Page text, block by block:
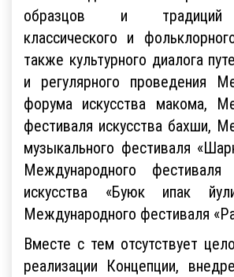
образцов и традиций
классического и
также культурного диалога
и регулярного проведения
форума искусства макома,
фестиваля искусства бахши,
музыкального фестиваля
Международного фестиваля
искусства «Буюк ипак
Международного фестиваля
Вместе с тем отсутствует
реализации Концепции,